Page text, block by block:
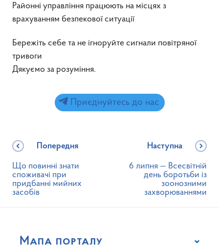
Районні управління працюють на місцях з
врахуванням безпекової ситуації
Бережіть себе та не ігноруйте сигнали повітряної
тривоги
Дякуємо за розуміння.
Приєднуйтесь до нас
Попередня
Що повинні знати
споживачі при
придбанні мийних
засобів
Наступна
6 липня — Всесвітній
день боротьби із
зоонозними
захворюваннями
Мапа порталу